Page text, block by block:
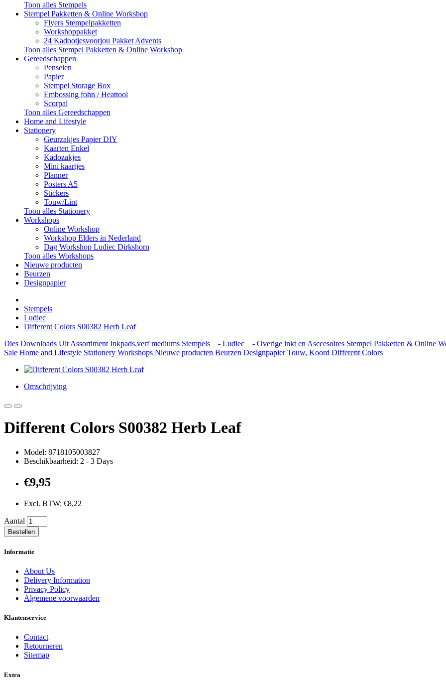
Toon alles Stempels
Stempel Pakketten & Online Workshop
Flyers Stempelpakketten
Workshoppakket
24 Kadootjesvoorjou Pakket Advents
Toon alles Stempel Pakketten & Online Workshop
Gereedschappen
Penselen
Papier
Stempel Storage Box
Embossing fohn / Heattool
Scorpal
Toon alles Gereedschappen
Home and Lifestyle
Stationery
Geurzakjes Papier DIY
Kaarten Enkel
Kadozakjes
Mini kaartjes
Planner
Posters A5
Stickers
Touw/Lint
Toon alles Stationery
Workshops
Online Workshop
Workshop Elders in Nederland
Dag Workshop Ludiec Dirkshorn
Toon alles Workshops
Nieuwe producten
Beurzen
Designpapier
Stempels
Ludiec
Different Colors S00382 Herb Leaf
Dies Downloads Uit Assortiment Inkpads,verf mediums Stempels - Ludiec - Overige inkt en Asccesoires Stempel Pakketten & Online
Sale Home and Lifestyle Stationery Workshops Nieuwe producten Beurzen Designpapier Touw, Koord Different Colors
Omschrijving
Different Colors S00382 Herb Leaf
Model: 8718105003827
Beschikbaarheid: 2 - 3 Days
€9,95
Excl. BTW: €8,22
Aantal
Bestellen
Informatie
About Us
Delivery Information
Privacy Policy
Algemene voorwaarden
Klantenservice
Contact
Retourneren
Sitemap
Extra